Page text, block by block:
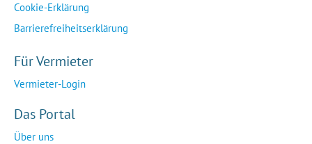
Cookie-Erklärung
Barrierefreiheitserklärung
Für Vermieter
Vermieter-Login
Das Portal
Über uns